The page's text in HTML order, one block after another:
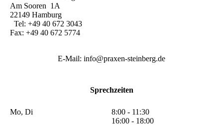
Am Sooren 1A
22149 Hamburg
Tel: +49 40 672 3043
Fax: +49 40 672 5774
E-Mail: info@praxen-steinberg.de
Sprechzeiten
Mo, Di
8:00 - 11:30
16:00 - 18:00